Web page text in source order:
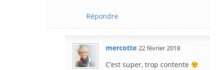
Répondre
mercotte 22 février 2018
C’est super, trop contente